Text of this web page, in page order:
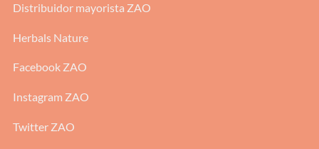
Distribuidor mayorista ZAO
Herbals Nature
Facebook ZAO
Instagram ZAO
Twitter ZAO